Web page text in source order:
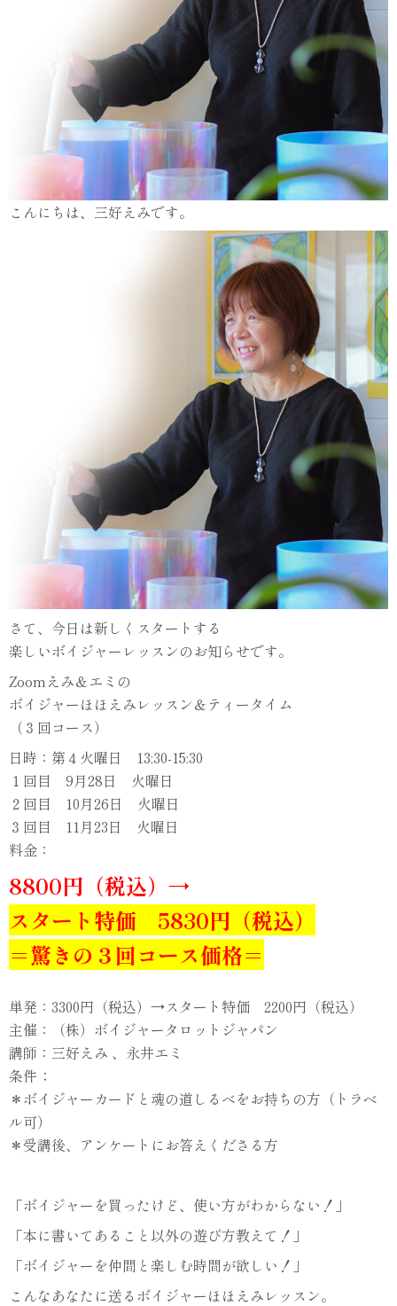
こんにちは、三好えみです。
さて、今日は新しくスタートする
楽しいボイジャーレッスンのお知らせです。
Zoomえみ＆エミの
ボイジャーほほえみレッスン＆ティータイム
（３回コース）
日時：第４火曜日 13:30-15:30
１回目 9月28日 火曜日
２回目 10月26日 火曜日
３回目 11月23日 火曜日
料金：
8800円（税込）→
スタート特価 5830円（税込）
＝驚きの３回コース価格＝
単発：3300円（税込）→スタート特価 2200円（税込）
主催：（株）ボイジャータロットジャパン
講師：三好えみ 、永井エミ
条件；
＊ボイジャーカードと魂の道しるべをお持ちの方（トラベ
ル可）
＊受講後、アンケートにお答えくださる方
「ボイジャーを買ったけど、使い方がわからない！」
「本に書いてあること以外の遊び方教えて！」
「ボイジャーを仲間と楽しむ時間が欲しい！」
こんなあなたに送るボイジャーほほえみレッスン。